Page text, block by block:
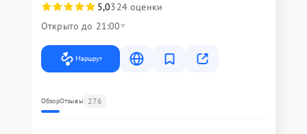
5,0324 оценки
Открыто до 21:00
Маршрут
ОбзорОтзывы 276